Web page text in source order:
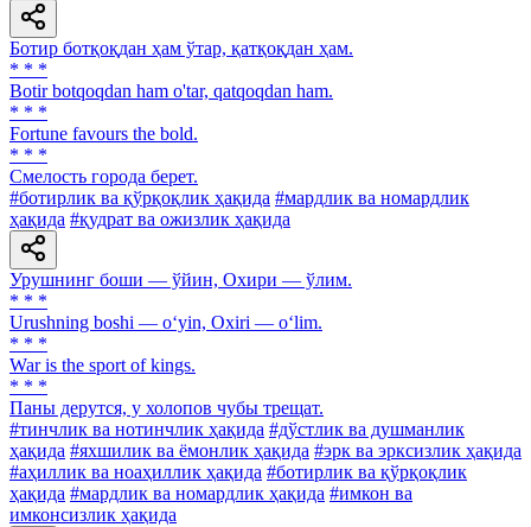
Ботир ботқоқдан ҳам ўтар, қатқоқдан ҳам.
* * *
Botir botqoqdan ham о'tar, qatqoqdan ham.
* * *
Fortune favours the bold.
* * *
Смелость города берет.
#ботирлик ва қўрқоқлик ҳақида #мардлик ва номардлик
ҳақида #қудрат ва ожизлик ҳақида
Урушнинг боши — ўйин, Охири — ўлим.
* * *
Urushning boshi — o‘yin, Oxiri — o‘lim.
* * *
War is the sport of kings.
* * *
Паны дерутся, у холопов чубы трещат.
#тинчлик ва нотинчлик ҳақида #дўстлик ва душманлик
ҳақида #яхшилик ва ёмонлик ҳақида #эрк ва эрксизлик ҳақида
#аҳиллик ва ноаҳиллик ҳақида #ботирлик ва қўрқоқлик
ҳақида #мардлик ва номардлик ҳақида #имкон ва
имконсизлик ҳақида